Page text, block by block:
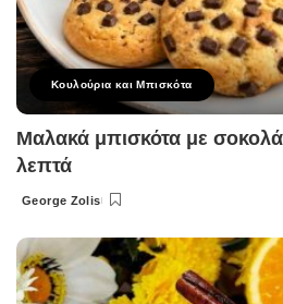
Κουλούρια και Μπισκότα
Μαλακά μπισκότα με
λεπτά
Posted
George Zolis